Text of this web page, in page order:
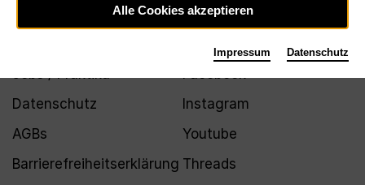
Jobs / Praktika
Datenschutz
AGBs
Barrierefreiheitserklärung
Facebook
Instagram
Youtube
Threads
Alle Cookies akzeptieren
Impressum Datenschutz